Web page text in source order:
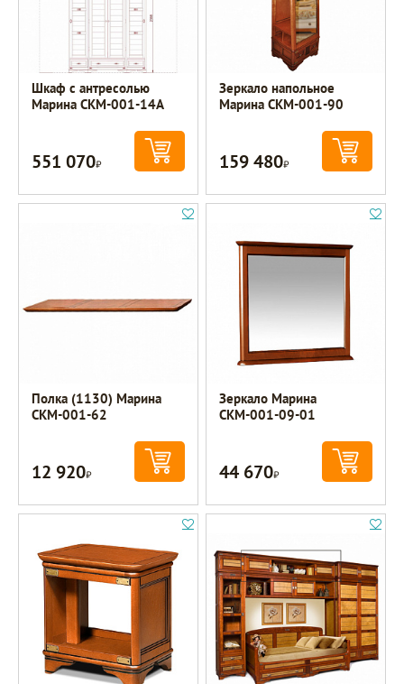
Шкаф с антресолью
Марина СКМ-001-14А
551 070Р
Зеркало напольное
Марина СКМ-001-90
159 480Р
Полка (1130) Марина
СКМ-001-62
12 920Р
Зеркало Марина
СКМ-001-09-01
44 670Р